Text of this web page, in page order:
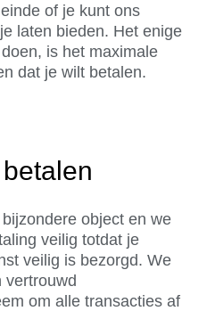
of je kunt ons
laten bieden. Het enige
is het maximale
dat je wilt betalen.
object en we
veilig totdat je
veilig is bezorgd. We
vertrouwd
om alle transacties af